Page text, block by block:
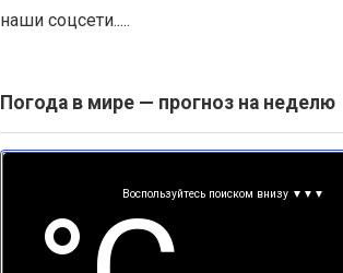
наши соцсети.....
Погода в мире — прогноз на неделю
Воспользуйтесь поиском внизу ▼▼▼